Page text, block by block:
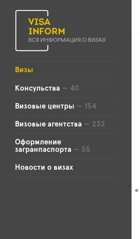
Визы
Консульства — 40
Визовые центры — 154
Визовые агентства — 232
Оформление
загранпаспорта — 55
Новости о визах
«